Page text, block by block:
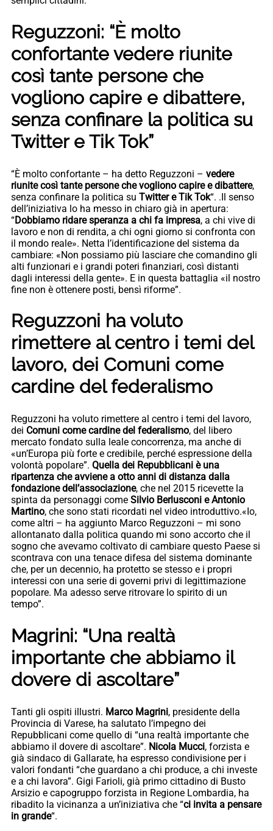
Reguzzoni: “È molto
confortante vedere riunite
così tante persone che
vogliono capire e dibattere,
senza confinare la politica su
Twitter e Tik Tok”
“È molto confortante – ha detto Reguzzoni – vedere
riunite così tante persone che vogliono capire e dibattere,
senza confinare la politica su Twitter e Tik Tok“. .Il senso
dell’iniziativa lo ha messo in chiaro già in apertura:
“Dobbiamo ridare speranza a chi fa impresa, a chi vive di
lavoro e non di rendita, a chi ogni giorno si confronta con
il mondo reale». Netta l’identificazione del sistema da
cambiare: «Non possiamo più lasciare che comandino gli
alti funzionari e i grandi poteri finanziari, così distanti
dagli interessi della gente». E in questa battaglia «il nostro
fine non è ottenere posti, bensì riforme”.
Reguzzoni ha voluto
rimettere al centro i temi del
lavoro, dei Comuni come
cardine del federalismo
Reguzzoni ha voluto rimettere al centro i temi del lavoro,
dei Comuni come cardine del federalismo, del libero
mercato fondato sulla leale concorrenza, ma anche di
«un’Europa più forte e credibile, perché espressione della
volontà popolare”. Quella dei Repubblicani è una
ripartenza che avviene a otto anni di distanza dalla
fondazione dell’associazione, che nel 2015 ricevette la
spinta da personaggi come Silvio Berlusconi e Antonio
Martino, che sono stati ricordati nel video introduttivo.«Io,
come altri – ha aggiunto Marco Reguzzoni – mi sono
allontanato dalla politica quando mi sono accorto che il
sogno che avevamo coltivato di cambiare questo Paese si
scontrava con una tenace difesa del sistema dominante
che, per un decennio, ha protetto se stesso e i propri
interessi con una serie di governi privi di legittimazione
popolare. Ma adesso serve ritrovare lo spirito di un
tempo”.
Magrini: “Una realtà
importante che abbiamo il
dovere di ascoltare”
Tanti gli ospiti illustri. Marco Magrini, presidente della
Provincia di Varese, ha salutato l’impegno dei
Repubblicani come quello di “una realtà importante che
abbiamo il dovere di ascoltare”. Nicola Mucci, forzista e
già sindaco di Gallarate, ha espresso condivisione per i
valori fondanti “che guardano a chi produce, a chi investe
e a chi lavora”. Gigi Farioli, già primo cittadino di Busto
Arsizio e capogruppo forzista in Regione Lombardia, ha
ribadito la vicinanza a un’iniziativa che “ci invita a pensare
in grande“.